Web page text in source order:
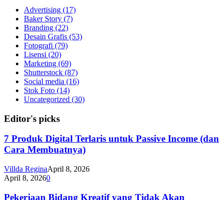
Advertising (17)
Baker Story (7)
Branding (22)
Desain Grafis (53)
Fotografi (79)
Lisensi (20)
Marketing (69)
Shutterstock (87)
Social media (16)
Stok Foto (14)
Uncategorized (30)
Editor's picks
7 Produk Digital Terlaris untuk Passive Income (dan
Cara Membuatnya)
Villda ReginaApril 8, 2026
April 8, 20260
Pekerjaan Bidang Kreatif yang Tidak Akan